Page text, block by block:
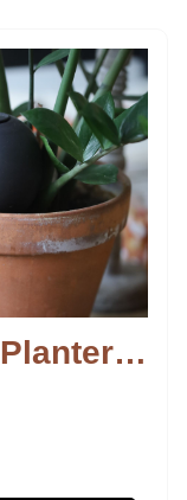
Ollas à Planter Métallique